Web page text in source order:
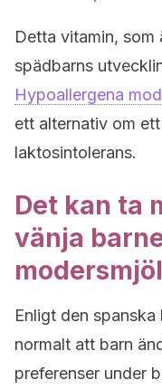
Detta vitamin,
spädbarns
Hypoallergena
ett alternativ om
laktosintolerans.
Det kan ta
vänja
Enligt den
normalt att barn
preferenser under